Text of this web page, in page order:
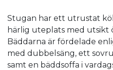
Stugan har ett utrustat
härlig uteplats med utsikt
Bäddarna är fördelade
med dubbelsäng, ett
samt en bäddsoffa i